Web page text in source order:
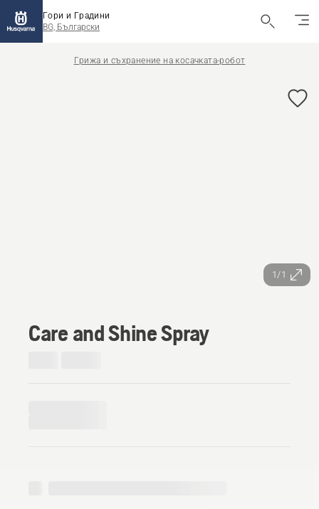
Гори и Градини
BG, Български
Грижа и съхранение на косачката-робот
1/1
Care and Shine Spray